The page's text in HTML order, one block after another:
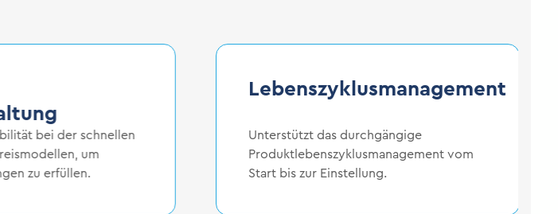
bei der schnellen
um
zu erfüllen.
Lebenszyklusmanagement
Unterstützt das durchgängige
Produktlebenszyklusmanagement vom
Start bis zur Einstellung.